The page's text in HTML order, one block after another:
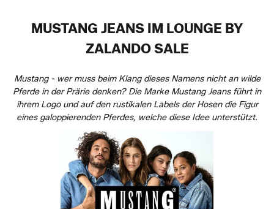
MUSTANG JEANS IM LOUNGE BY
ZALANDO SALE
Mustang - wer muss beim Klang dieses Namens nicht an wilde
Pferde in der Prärie denken? Die Marke Mustang Jeans führt in
ihrem Logo und auf den rustikalen Labels der Hosen die Figur
eines galoppierenden Pferdes, welche diese Idee unterstützt.